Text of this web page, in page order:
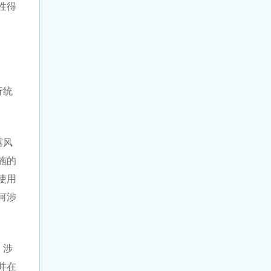
得
统
风
的
用
涉
涉
在